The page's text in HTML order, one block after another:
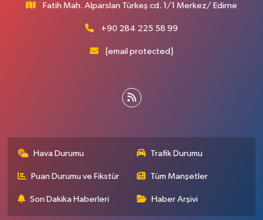
Fatih Mah. Alparslan Türkeş cd. 1/1 Merkez/ Edirne
+90 284 225 58 99
[email protected]
Hava Durumu Trafik Durumu
Puan Durumu ve Fikstür Tüm Manşetler
Son Dakika Haberleri Haber Arşivi